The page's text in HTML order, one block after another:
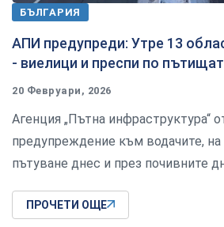
БЪЛГАРИЯ
АПИ предупреди: Утре 13
- виелици и преспи по
20 Февруари, 2026
Агенция „Пътна инфраструктура“
предупреждение към водачите,
пътуване днес и през почивните
ПРОЧЕТИ ОЩЕ